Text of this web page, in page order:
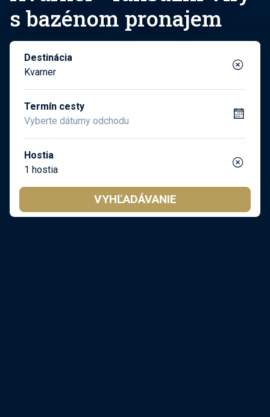
s bazénom pronajem
Destinácia
Kvarner
Termín cesty
Hostia
1 hostia
VYHĽADÁVANIE